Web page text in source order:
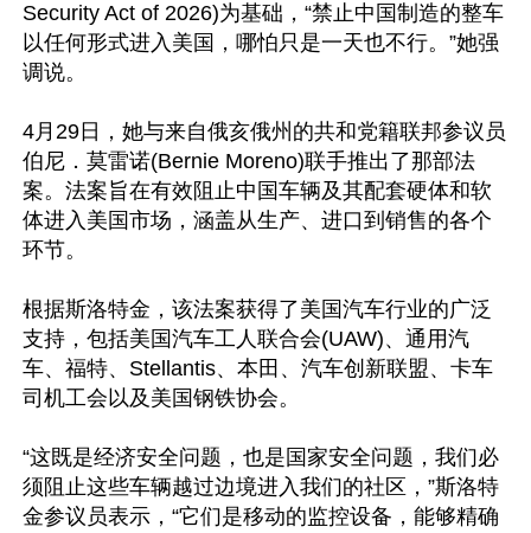
Security Act of 2026)为基础，“禁止中国制造的整车
以任何形式进入美国，哪怕只是一天也不行。”她强
调说。
4月29日，她与来自俄亥俄州的共和党籍联邦参议员
伯尼．莫雷诺(Bernie Moreno)联手推出了那部法
案。法案旨在有效阻止中国车辆及其配套硬体和软
体进入美国市场，涵盖从生产、进口到销售的各个
环节。
根据斯洛特金，该法案获得了美国汽车行业的广泛
支持，包括美国汽车工人联合会(UAW)、通用汽
车、福特、Stellantis、本田、汽车创新联盟、卡车
司机工会以及美国钢铁协会。
“这既是经济安全问题，也是国家安全问题，我们必
须阻止这些车辆越过边境进入我们的社区，”斯洛特
金参议员表示，“它们是移动的监控设备，能够精确